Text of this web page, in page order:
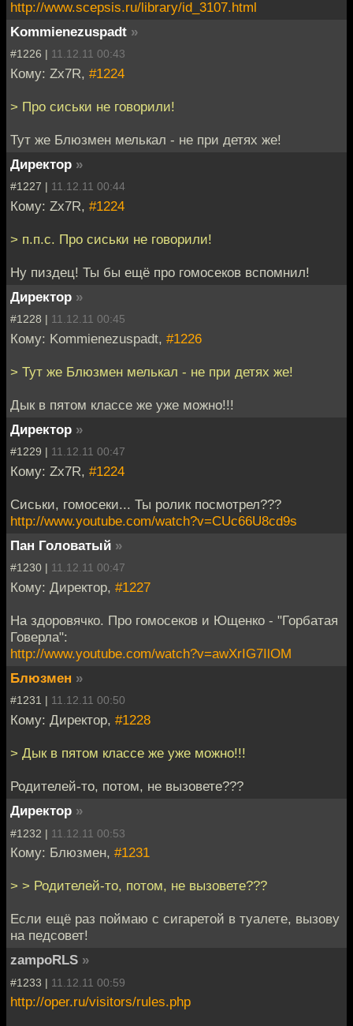
http://www.scepsis.ru/library/id_3107.html
Kommienezuspadt »
#1226 | 11.12.11 00:43
Кому: Zx7R, #1224
> Про сиськи не говорили!
Тут же Блюзмен мелькал - не при детях же!
Директор »
#1227 | 11.12.11 00:44
Кому: Zx7R, #1224
> п.п.с. Про сиськи не говорили!
Ну пиздец! Ты бы ещё про гомосеков вспомнил!
Директор »
#1228 | 11.12.11 00:45
Кому: Kommienezuspadt, #1226
> Тут же Блюзмен мелькал - не при детях же!
Дык в пятом классе же уже можно!!!
Директор »
#1229 | 11.12.11 00:47
Кому: Zx7R, #1224
Сиськи, гомосеки... Ты ролик посмотрел???
http://www.youtube.com/watch?v=CUc66U8cd9s
Пан Головатый »
#1230 | 11.12.11 00:47
Кому: Директор, #1227
На здоровячко. Про гомосеков и Ющенко - "Горбатая
Говерла":
http://www.youtube.com/watch?v=awXrIG7IlOM
Блюзмен »
#1231 | 11.12.11 00:50
Кому: Директор, #1228
> Дык в пятом классе же уже можно!!!
Родителей-то, потом, не вызовете???
Директор »
#1232 | 11.12.11 00:53
Кому: Блюзмен, #1231
> > Родителей-то, потом, не вызовете???
Если ещё раз поймаю с сигаретой в туалете, вызову
на педсовет!
zampoRLS »
#1233 | 11.12.11 00:59
http://oper.ru/visitors/rules.php